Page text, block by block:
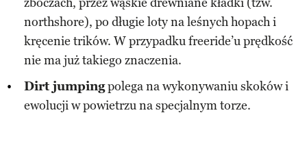
northshore), po długie loty na leśnych hopach i
kręcenie trików. W przypadku freeride’u prędkość
nie ma już takiego znaczenia.
Dirt jumpingpolega na wykonywaniu skoków i
ewolucji w powietrzu na specjalnym torze.